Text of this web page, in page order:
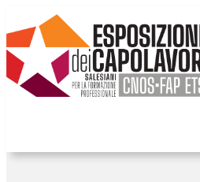
al
contenuto